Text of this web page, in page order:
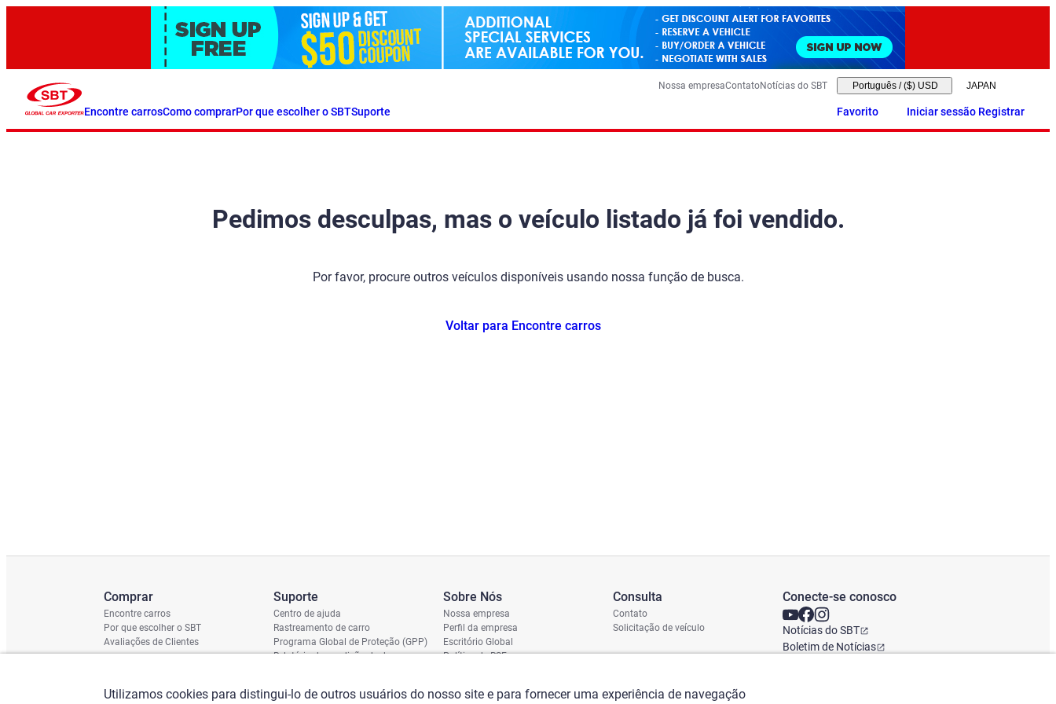
Encontre carrosComo comprarPor que escolher o SBTSuporte
Nossa empresaContatoNotícias do SBT Português / ($) USD
Favorito Iniciar sessão Registrar
Pedimos desculpas, mas o veículo listado já foi vendido.
Por favor, procure outros veículos disponíveis usando nossa função de busca.
Voltar para Encontre carros
Comprar
Encontre carros
Por que escolher o SBT
Avaliações de Clientes
Suporte
Centro de ajuda
Rastreamento de carro
Programa Global de Proteção (GPP)
Relatório de condição de dano
Sobre Nós
Nossa empresa
Perfil da empresa
Escritório Global
Política de RSE
Consulta
Contato
Solicitação de veículo
Conecte-se conosco
Notícias do SBT
Boletim de Notícias
Utilizamos cookies para distingui-lo de outros usuários do nosso site e para fornecer uma experiência de navegação